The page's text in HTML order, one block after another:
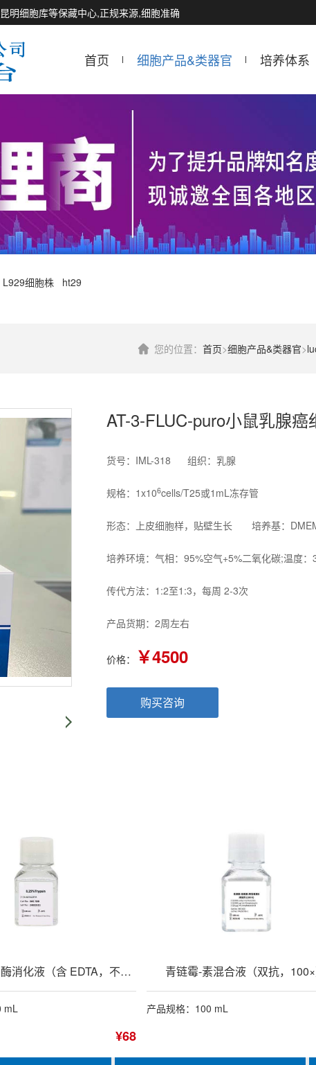
明细胞库等保藏中心,正规来源,细胞准确
首页 细胞产品&类器官 培养体系
L929细胞株 ht29
您的位置： 首页>细胞产品&类器官>
AT-3-FLUC-puro小鼠乳腺
货号：IML-318 组织：乳腺
规格：1x106cells/T25或1mL冻存管
形态：上皮细胞样，贴壁生长 培养基：
培养环境：气相：95%空气+5%二氧化碳;温度
传代方法：1:2至1:3，每周 2-3次
产品货期：2周左右
价格： ￥4500
购买咨询
0.25%胰蛋白酶消化液（含 EDTA，不含酚红）
mL
¥68
青链霉-素混合液（双抗，100×
产品规格：100 mL